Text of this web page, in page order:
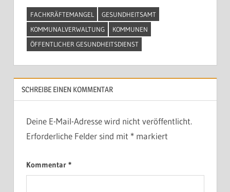
FACHKRÄFTEMANGEL
GESUNDHEITSAMT
KOMMUNALVERWALTUNG
KOMMUNEN
ÖFFENTLICHER GESUNDHEITSDIENST
SCHREIBE EINEN KOMMENTAR
Deine E-Mail-Adresse wird nicht veröffentlicht.
Erforderliche Felder sind mit *markiert
Kommentar *